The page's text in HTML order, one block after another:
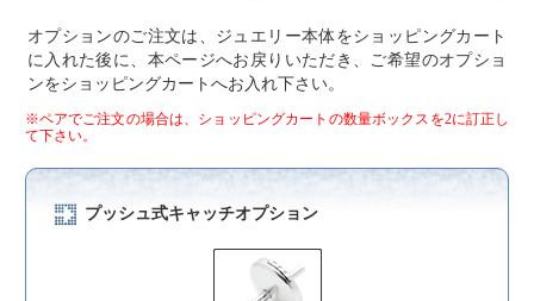
オプションのご注文は、ジュエリー本体をショッピングカート
に入れた後に、本ページへお戻りいただき、ご希望のオプショ
ンをショッピングカートへお入れ下さい。
※ペアでご注文の場合は、ショッピングカートの数量ボックスを2に訂正し
て下さい。
プッシュ式キャッチオプション